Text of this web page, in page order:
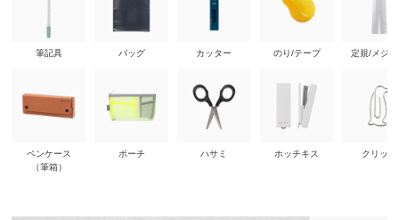
筆記具
ペンケース
（筆箱）
バッグ
ポーチ
カッター
ハサミ
のり/テープ
ホッチキス
定規/メジ
クリップ